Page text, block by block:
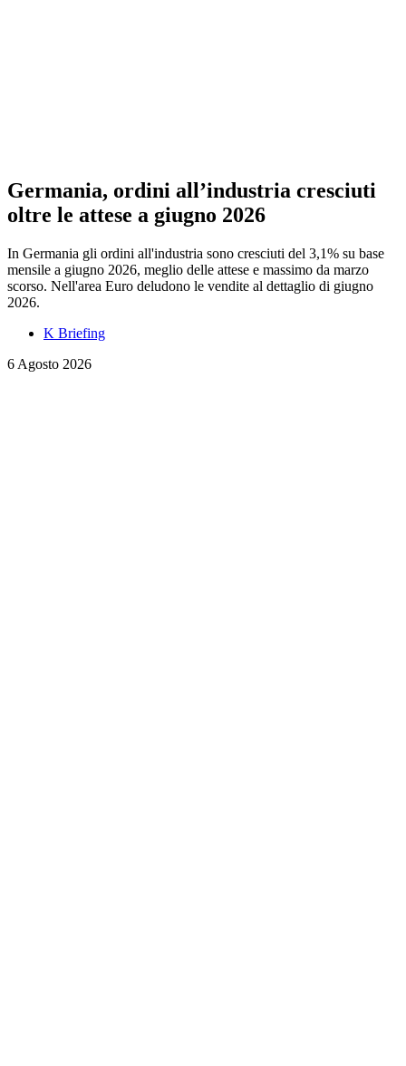
Germania, ordini all’industria cresciuti
oltre le attese a giugno 2026
In Germania gli ordini all'industria sono cresciuti del 3,1% su base
mensile a giugno 2026, meglio delle attese e massimo da marzo
scorso. Nell'area Euro deludono le vendite al dettaglio di giugno
2026.
K Briefing
6 Agosto 2026